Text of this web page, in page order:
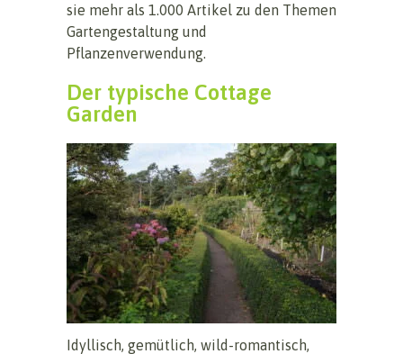
sie mehr als 1.000 Artikel zu den Themen
Gartengestaltung und
Pflanzenverwendung.
Der typische Cottage
Garden
Idyllisch, gemütlich, wild-romantisch,